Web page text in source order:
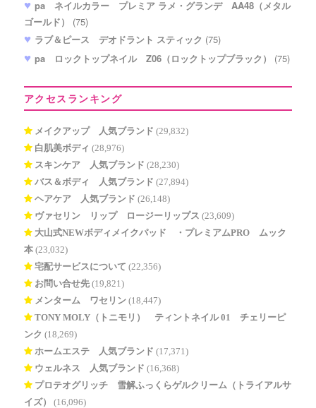
pa ネイルカラー プレミア ラメ・グランデ AA48（メタル
ゴールド）
(75)
ラブ＆ピース デオドラント スティック (75)
pa ロックトップネイル Z06（ロックトップブラック）
(75)
アクセスランキング
メイクアップ 人気ブランド (29,832)
白肌美ボディ (28,976)
スキンケア 人気ブランド (28,230)
バス＆ボディ 人気ブランド (27,894)
ヘアケア 人気ブランド (26,148)
ヴァセリン リップ ロージーリップス (23,609)
大山式NEWボディメイクパッド®・プレミアムPRO ムック
本 (23,032)
宅配サービスについて (22,356)
お問い合せ先 (19,821)
メンターム ワセリン (18,447)
TONY MOLY（トニモリ） ティントネイル 01 チェリーピ
ンク (18,269)
ホームエステ 人気ブランド (17,371)
ウェルネス 人気ブランド (16,368)
プロテオグリッチ 雪解ふっくらゲルクリーム（トライアルサ
イズ）
(16,096)